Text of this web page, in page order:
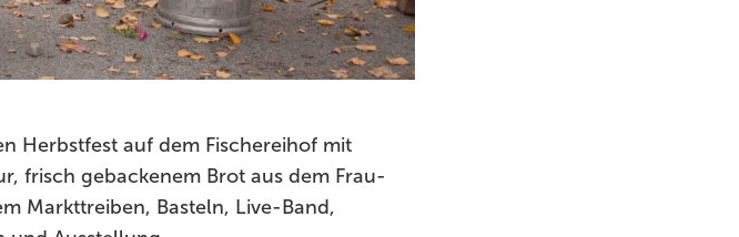
Herbstfest auf dem Fischereihof mit
frisch gebackenem Brot aus dem Frau-
Markttreiben, Basteln, Live-Band,